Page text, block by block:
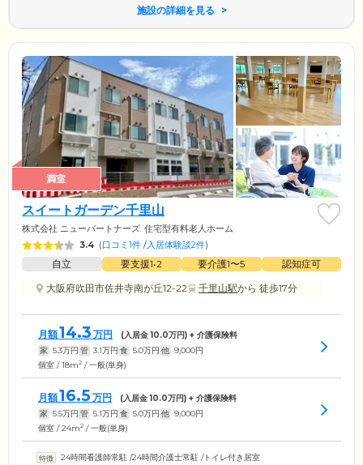
施設の詳細を見る
満室
スイートガーデン千里山
株式会社 ニューパートナーズ 住宅型有料老人ホーム
3.4 (口コミ1件 /入居体験談2件)
自立 要支援1•2 要介護1〜5
認知症可
大阪府吹田市佐井寺南が丘12-22
千里山駅から 徒歩17分
月額14.3 万円 (入居金10.0万円) + 介護保険料
家 5.3万円 管 3.1万円 食 5.0万円 他 9,000円
個室 / 18m2 / 一般(単身)
月額16.5 万円 (入居金10.0万円) + 介護保険料
家 5.5万円 管 5.1万円 食 5.0万円 他 9,000円
個室 / 24m2 / 一般(単身)
24時間看護師常駐 /24時間介護士常駐 /トイレ付き居室